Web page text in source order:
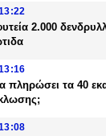
2.000
πληρώσει τα 40